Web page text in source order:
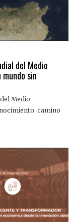
del Medio
sin
Medio
camino